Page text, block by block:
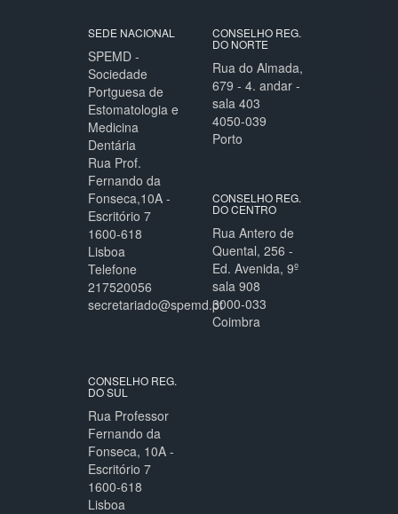
SEDE NACIONAL
SPEMD -
Sociedade
Portguesa de
Estomatologia e
Medicina
Dentária
Rua Prof.
Fernando da
Fonseca,10A -
Escritório 7
1600-618
Lisboa
Telefone
217520056
secretariado@spemd.pt
CONSELHO REG.
DO NORTE
Rua do Almada,
679 - 4. andar -
sala 403
4050-039
Porto
CONSELHO REG.
DO CENTRO
Rua Antero de
Quental, 256 -
Ed. Avenida, 9º
sala 908
3000-033
Coimbra
CONSELHO REG.
DO SUL
Rua Professor
Fernando da
Fonseca, 10A -
Escritório 7
1600-618
Lisboa